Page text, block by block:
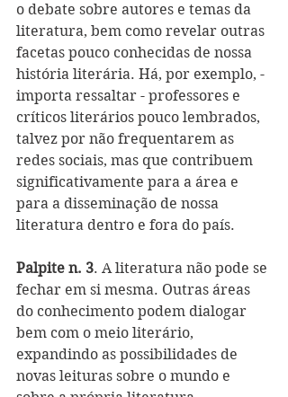
o debate sobre autores e temas da
literatura, bem como revelar outras
facetas pouco conhecidas de nossa
história literária. Há, por exemplo, -
importa ressaltar - professores e
críticos literários pouco lembrados,
talvez por não frequentarem as
redes sociais, mas que contribuem
significativamente para a área e
para a disseminação de nossa
literatura dentro e fora do país.
Palpite n. 3. A literatura não pode se
fechar em si mesma. Outras áreas
do conhecimento podem dialogar
bem com o meio literário,
expandindo as possibilidades de
novas leituras sobre o mundo e